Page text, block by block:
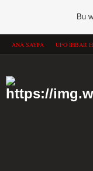
ANA SAYFA UFO İHBAR
Bu